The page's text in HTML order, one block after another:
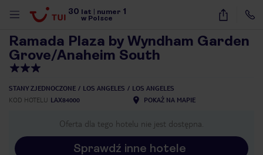
30 lat numer 1
w Polsce
40
Ramada Plaza by Wyndham Garden
Grove/Anaheim South
STANY ZJEDNOCZONE LOS ANGELES
LOS ANGELES
KOD HOTELU LAX84000 POKAŻ NA MAPIE
Oferta dla tego hotelu nie jest dostępna.
Sprawdź inne hotele